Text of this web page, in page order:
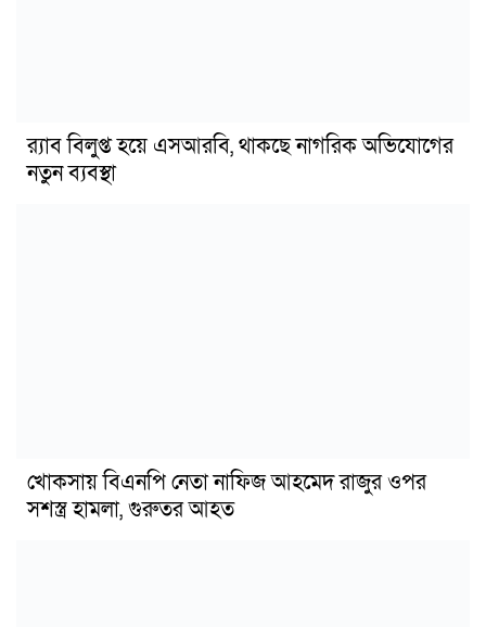
র‍্যাব বিলুপ্ত হয়ে এসআরবি, থাকছে নাগরিক অভিযোগের
নতুন ব্যবস্থা
খোকসায় বিএনপি নেতা নাফিজ আহমেদ রাজুর ওপর
সশস্ত্র হামলা, গুরুতর আহত